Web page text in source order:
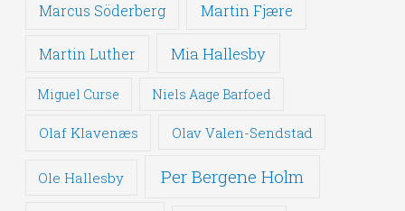
Marcus Söderberg Martin Fjære
Martin Luther Mia Hallesby
Miguel Curse Niels Aage Barfoed
Olaf Klavenæs Olav Valen-Sendstad
Ole Hallesby Per Bergene Holm